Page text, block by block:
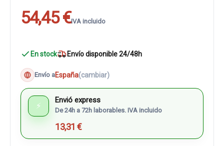
54,45 €IVA incluido
En stock Envío disponible 24/48h
Envío aEspaña(cambiar)
⚡
Envió express
De 24h a 72h laborables. IVA incluido
13,31 €